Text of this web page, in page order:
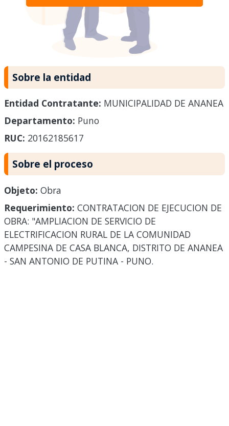
Sobre la entidad
Entidad Contratante: MUNICIPALIDAD DE ANANEA
Departamento: Puno
RUC: 20162185617
Sobre el proceso
Objeto: Obra
Requerimiento: CONTRATACION DE EJECUCION DE
OBRA: "AMPLIACION DE SERVICIO DE
ELECTRIFICACION RURAL DE LA COMUNIDAD
CAMPESINA DE CASA BLANCA, DISTRITO DE ANANEA
- SAN ANTONIO DE PUTINA - PUNO.